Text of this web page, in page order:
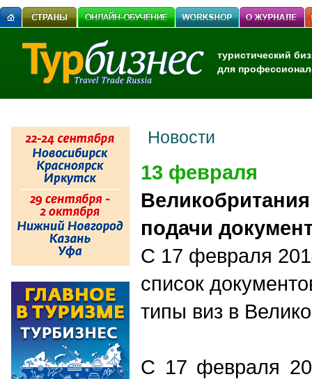
туристический
для
Новости
13 февраля
подачи
С 17 февраля
список
типы виз в
С 17 февраля